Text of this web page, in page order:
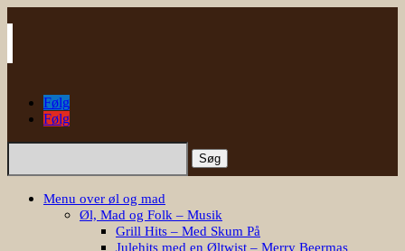
Følg
Følg
Søg
Menu over øl og mad
Øl, Mad og Folk – Musik
Grill Hits – Med Skum På
Julehits med en Øltwist – Merry Beermas